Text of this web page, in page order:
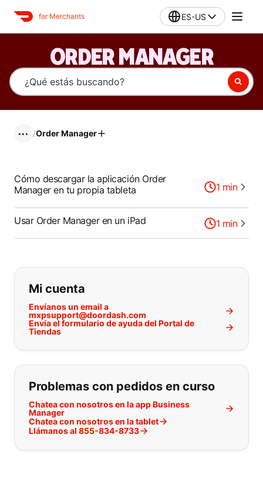
for Merchants ES-US
ORDER MANAGER
••• /Order Manager
Cómo descargar la aplicación Order
Manager en tu propia tableta
1 min
Usar Order Manager en un iPad 1 min
Si no puede encontrar lo que está
Mi cuenta
Envíanos un email a
mxpsupport@doordash.com
Envía el formulario de ayuda del Portal de
Tiendas
Problemas con pedidos en curso
Chatea con nosotros en la app Business
Manager
Chatea con nosotros en la tablet
Llámanos al 855-834-8733